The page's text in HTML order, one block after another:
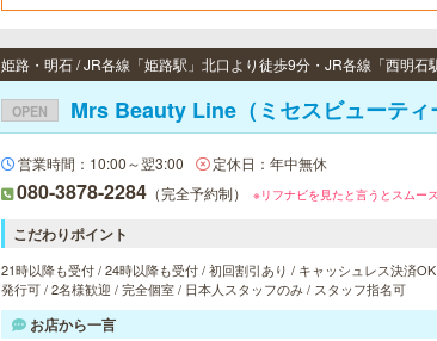
姫路・明石 / JR各線「姫路駅」北口より徒歩9分・JR各線「西明石
OPEN Mrs Beauty Line（ミセスビューティ
営業時間：10:00～翌3:00 定休日：年中無休
080-3878-2284 （完全予約制） ※リフナビを見たと言うとスムー
こだわりポイント
21時以降も受付 / 24時以降も受付 / 初回割引あり / キャッシュレス決済
発行可 / 2名様歓迎 / 完全個室 / 日本人スタッフのみ / スタッフ指名可
お店から一言